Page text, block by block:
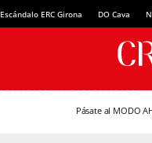
Escándalo ERC Girona DO Cava
Pásate al MODO